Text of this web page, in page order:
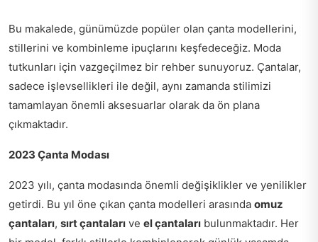
Bu makalede, günümüzde popüler olan çanta modellerini,
stillerini ve kombinleme ipuçlarını keşfedeceğiz. Moda
tutkunları için vazgeçilmez bir rehber sunuyoruz. Çantalar,
sadece işlevsellikleri ile değil, aynı zamanda stilimizi
tamamlayan önemli aksesuarlar olarak da ön plana
çıkmaktadır.
2023 Çanta Modası
2023 yılı, çanta modasında önemli değişiklikler ve yenilikler
getirdi. Bu yıl öne çıkan çanta modelleri arasında omuz
çantaları, sırt çantaları ve el çantaları bulunmaktadır. Her